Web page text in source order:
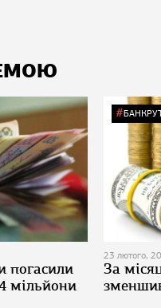
погасили
мільйони
23 лютого,
За